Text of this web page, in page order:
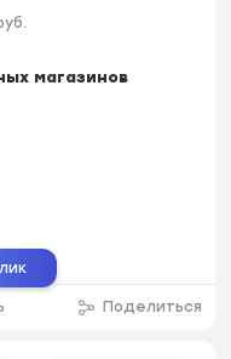
магазинов
Поделиться